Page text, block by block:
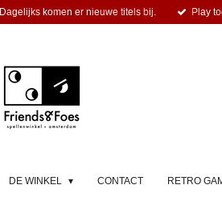
Dagelijks komen er nieuwe titels bij. Play
DE WINKEL CONTACT RETRO